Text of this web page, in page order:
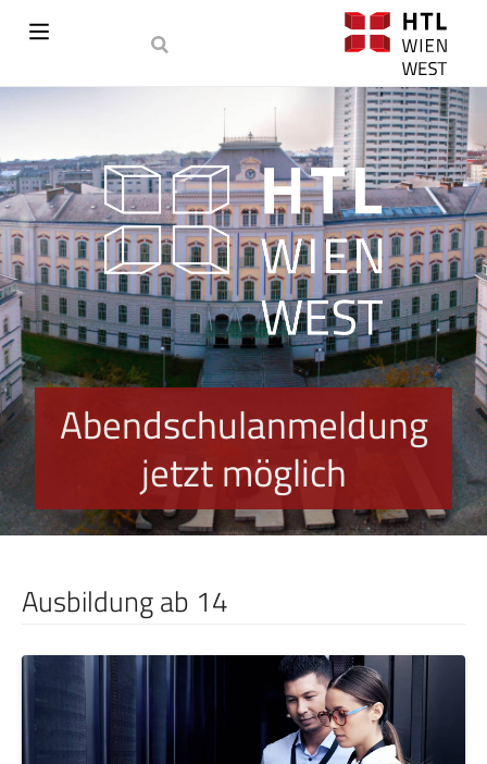
Abendschulanmeldung
jetzt möglich
Ausbildung ab 14